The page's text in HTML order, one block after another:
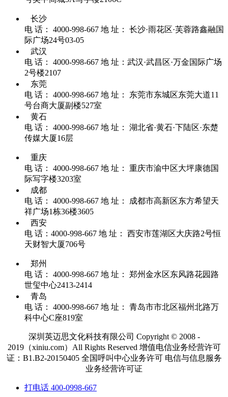
长沙
电 话： 4000-998-667 地 址： 长沙·雨花区·芙蓉路鑫融国
际广场24号03-05
武汉
电 话： 4000-998-667 地 址：武汉·武昌区·万金国际广场
2号楼2107
东莞
电 话： 4000-998-667 地 址： 东莞市东城区东莞大道11
号台商大厦副楼527室
黄石
电 话： 4000-998-667 地 址： 湖北省·黄石·下陆区·东楚
传媒大厦16层
重庆
电 话： 4000-998-667 地 址： 重庆市渝中区大坪康德国
际写字楼3203室
成都
电 话： 4000-998-667 地 址： 成都市高新区东方希望天
祥广场1栋36楼3605
西安
电 话：4000-998-667 地 址： 西安市莲湖区大庆路2号恒
天财智大厦706号
郑州
电 话： 4000-998-667 地 址： 郑州金水区东风路花园路
世玺中心2413-2414
青岛
电 话： 4000-998-667 地 址： 青岛市市北区福州北路万
科中心C座819室
深圳英迈思文化科技有限公司 Copyright © 2008 -
2019（xiniu.com）All Rights Reserved 增值电信业务经营许可
证：B1.B2-20150405 全国呼叫中心业务许可 电信与信息服务
业务经营许可证
打电话 400-0998-667